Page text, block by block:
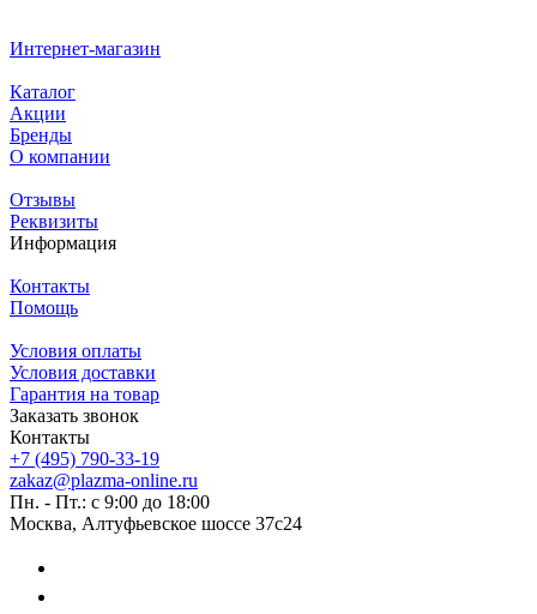
Интернет-магазин
Каталог
Акции
Бренды
О компании
Отзывы
Реквизиты
Информация
Контакты
Помощь
Условия оплаты
Условия доставки
Гарантия на товар
Заказать звонок
Контакты
+7 (495) 790-33-19
zakaz@plazma-online.ru
Пн. - Пт.: с 9:00 до 18:00
Москва, Алтуфьевское шоссе 37с24